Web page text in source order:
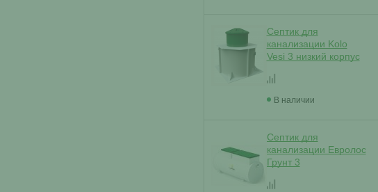
Септик для
канализации Kolo
Vesi 3 низкий корпус
В наличии
Септик для
канализации Евролос
Грунт 3